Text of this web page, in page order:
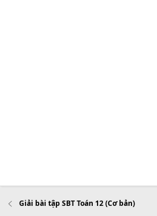
Giải bài tập SBT Toán 12 (Cơ bản)